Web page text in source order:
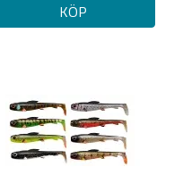
KÖP